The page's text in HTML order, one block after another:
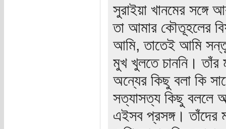
সুরাইয়া খানমের সঙ্গে
তা আমার কৌতূহলের
আমি, তাতেই আমি
মুখ খুলতে চাননি। তাঁর
অন্যের কিছু বলা কি
সত্যাসত্য কিছু বললে
এইসব প্রসঙ্গ। তাঁদের